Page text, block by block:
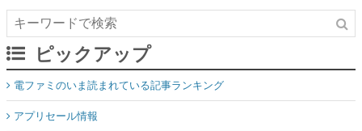
ピックアップ
電ファミのいま読まれている記事ランキング
アプリセール情報